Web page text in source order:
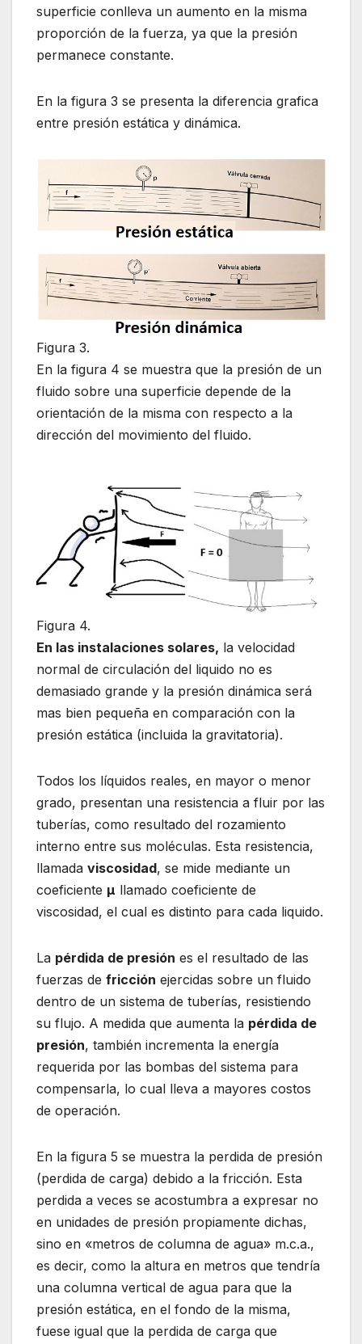
superficie conlleva un aumento en la misma
proporción de la fuerza, ya que la presión
permanece constante.
En la figura 3 se presenta la diferencia grafica
entre presión estática y dinámica.
Figura 3.
En la figura 4 se muestra que la presión de un
fluido sobre una superficie depende de la
orientación de la misma con respecto a la
dirección del movimiento del fluido.
Figura 4.
En las instalaciones solares, la velocidad
normal de circulación del liquido no es
demasiado grande y la presión dinámica será
mas bien pequeña en comparación con la
presión estática (incluida la gravitatoria).
Todos los líquidos reales, en mayor o menor
grado, presentan una resistencia a fluir por las
tuberías, como resultado del rozamiento
interno entre sus moléculas. Esta resistencia,
llamada viscosidad, se mide mediante un
coeficiente µ llamado coeficiente de
viscosidad, el cual es distinto para cada liquido.
La pérdida de presión es el resultado de las
fuerzas de fricción ejercidas sobre un fluido
dentro de un sistema de tuberías, resistiendo
su flujo. A medida que aumenta la pérdida de
presión, también incrementa la energía
requerida por las bombas del sistema para
compensarla, lo cual lleva a mayores costos
de operación.
En la figura 5 se muestra la perdida de presión
(perdida de carga) debido a la fricción. Esta
perdida a veces se acostumbra a expresar no
en unidades de presión propiamente dichas,
sino en «metros de columna de agua» m.c.a.,
es decir, como la altura en metros que tendría
una columna vertical de agua para que la
presión estática, en el fondo de la misma,
fuese igual que la perdida de carga que